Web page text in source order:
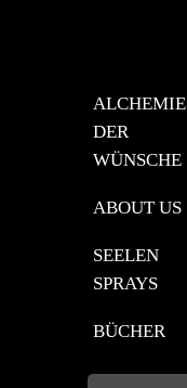
ALCHEMIE
DER
WÜNSCHE
ABOUT US
SEELEN
SPRAYS
BÜCHER